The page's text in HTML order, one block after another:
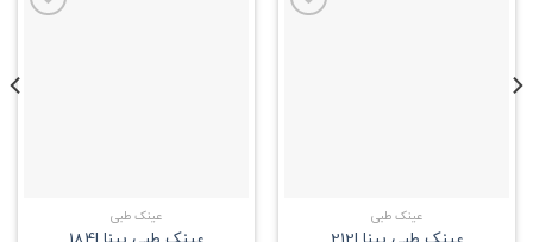
عینک طبی عینک طبی